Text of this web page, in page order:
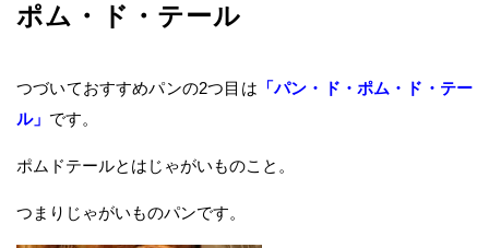
ポム・ド・テール
つづいておすすめパンの2つ目は 「パン・ド・ポム・ド・テー
ル」 です。
ポムドテールとはじゃがいものこと。
つまりじゃがいものパンです。